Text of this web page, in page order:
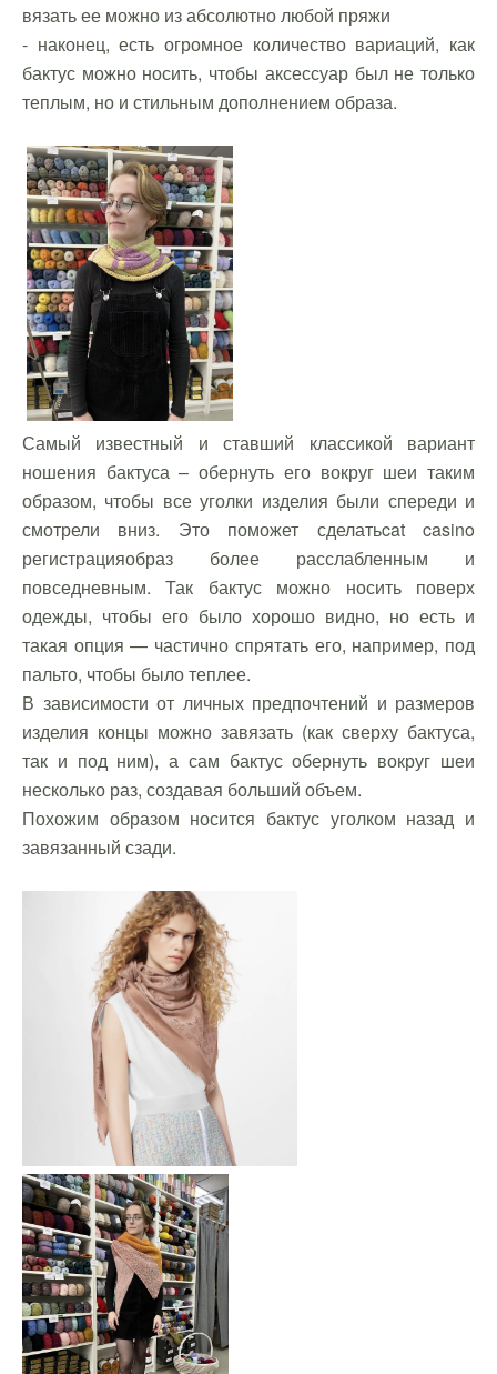
вязать ее можно из абсолютно любой пряжи
- наконец, есть огромное количество вариаций, как
бактус можно носить, чтобы аксессуар был не только
теплым, но и стильным дополнением образа.
Самый известный и ставший классикой вариант
ношения бактуса – обернуть его вокруг шеи таким
образом, чтобы все уголки изделия были спереди и
смотрели вниз. Это поможет сделатьcat casino
регистрацияобраз более расслабленным и
повседневным. Так бактус можно носить поверх
одежды, чтобы его было хорошо видно, но есть и
такая опция — частично спрятать его, например, под
пальто, чтобы было теплее.
В зависимости от личных предпочтений и размеров
изделия концы можно завязать (как сверху бактуса,
так и под ним), а сам бактус обернуть вокруг шеи
несколько раз, создавая больший объем.
Похожим образом носится бактус уголком назад и
завязанный сзади.